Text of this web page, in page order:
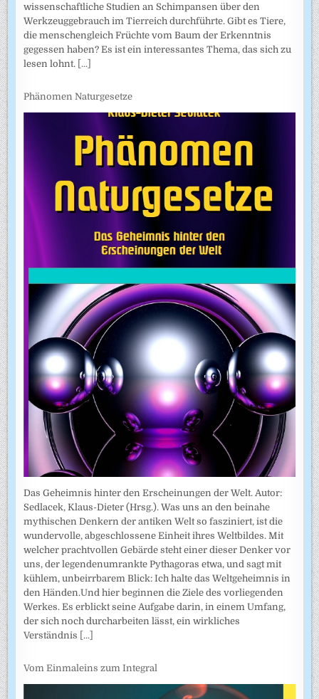
wissenschaftliche Studien an Schimpansen über den
Werkzeuggebrauch im Tierreich durchführte. Gibt es Tiere,
die menschengleich Früchte vom Baum der Erkenntnis
gegessen haben? Es ist ein interessantes Thema, das sich zu
lesen lohnt. [...]
Phänomen Naturgesetze
Das Geheimnis hinter den Erscheinungen der Welt. Autor:
Sedlacek, Klaus-Dieter (Hrsg.). Was uns an den beinahe
mythischen Denkern der antiken Welt so fasziniert, ist die
wundervolle, abgeschlossene Einheit ihres Weltbildes. Mit
welcher prachtvollen Gebärde steht einer dieser Denker vor
uns, der legendenumrankte Pythagoras etwa, und sagt mit
kühlem, unbeirrbarem Blick: Ich halte das Weltgeheimnis in
den Händen.Und hier beginnen die Ziele des vorliegenden
Werkes. Es erblickt seine Aufgabe darin, in einem Umfang,
der sich noch durcharbeiten lässt, ein wirkliches
Verständnis [...]
Vom Einmaleins zum Integral